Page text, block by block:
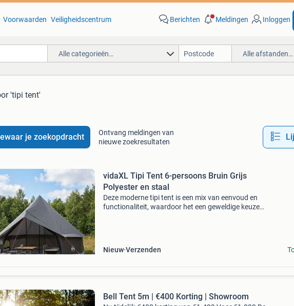
Voorwaarden Veiligheidscentrum Berichten Meldingen Inloggen
Alle categorieën… Alle afstanden…
'tipi tent'
je zoekopdracht
Ontvang meldingen van
nieuwe zoekresultaten
vidaXL Tipi Tent 6-persoons Bruin Grijs
Polyester en staal
Deze moderne tipi tent is een mix van eenvoud en
functionaliteit, waardoor het een geweldige keuze
Nieuw Verzenden
Bell Tent 5m | €400 Korting | Showroom